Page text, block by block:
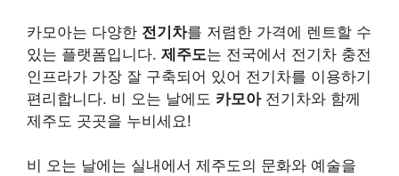
카모아는 다양한 전기차를 저렴한 가격에 렌트할 수
있는 플랫폼입니다. 제주도는 전국에서 전기차 충전
인프라가 가장 잘 구축되어 있어 전기차를 이용하기
편리합니다. 비 오는 날에도 카모아전기차와 함께
제주도 곳곳을 누비세요!
비 오는 날에는 실내에서 제주도의 문화와 예술을